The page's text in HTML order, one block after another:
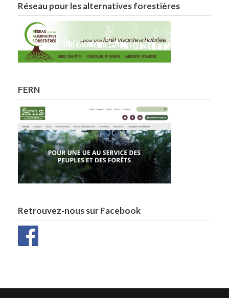
Réseau pour les alternatives forestières
FERN
Retrouvez-nous sur Facebook